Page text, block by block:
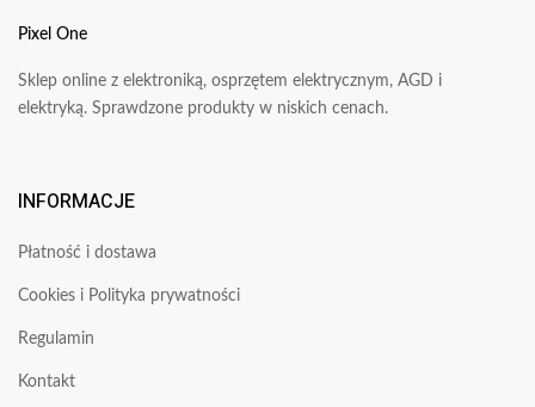
Pixel One
Sklep online z elektroniką, osprzętem elektrycznym, AGD i
elektryką. Sprawdzone produkty w niskich cenach.
INFORMACJE
Płatność i dostawa
Cookies i Polityka prywatności
Regulamin
Kontakt